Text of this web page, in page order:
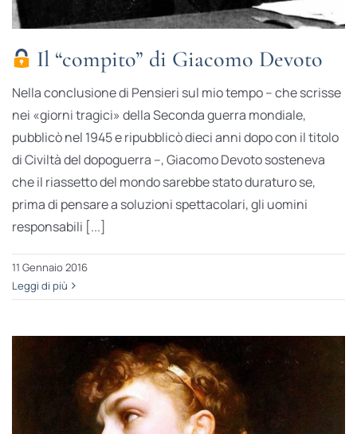
Il “compito” di Giacomo Devoto
Nella conclusione di Pensieri sul mio tempo – che scrisse
nei «giorni tragici» della Seconda guerra mondiale,
pubblicò nel 1945 e ripubblicò dieci anni dopo con il titolo
di Civiltà del dopoguerra –, Giacomo Devoto sosteneva
che il riassetto del mondo sarebbe stato duraturo se,
prima di pensare a soluzioni spettacolari, gli uomini
responsabili [...]
11 Gennaio 2016
Leggi di più